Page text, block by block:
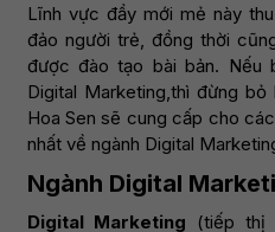
Lĩnh vực đầy mới mẻ này
đảo người trẻ, đồng thời
được đào tạo bài bản. Nếu
Digital Marketing,thì đừng
Hoa Sen sẽ cung cấp cho
nhất về ngành Digital
Ngành Digital
Digital Marketing (tiếp thị